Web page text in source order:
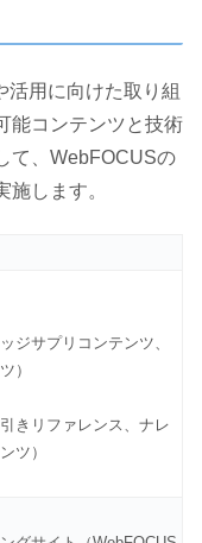
用に向けた取り組
能コンテンツと技術
て、WebFOCUSの
します。
ジサプリコンテンツ、
）
きリファレンス、ナレ
ツ）